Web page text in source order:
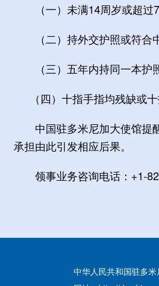
（一）未满14周岁或超过
（二）持外交护照或符合
（三）五年内持同一本护
（四）十指手指均残缺或
中国驻多米尼加大使馆提醒
承担由此引发相应后果。
领事业务咨询电话：+1-
中华人民共和国驻多